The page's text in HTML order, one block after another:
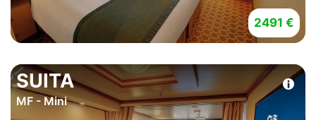
2491 €
SUITA
MF - Mini